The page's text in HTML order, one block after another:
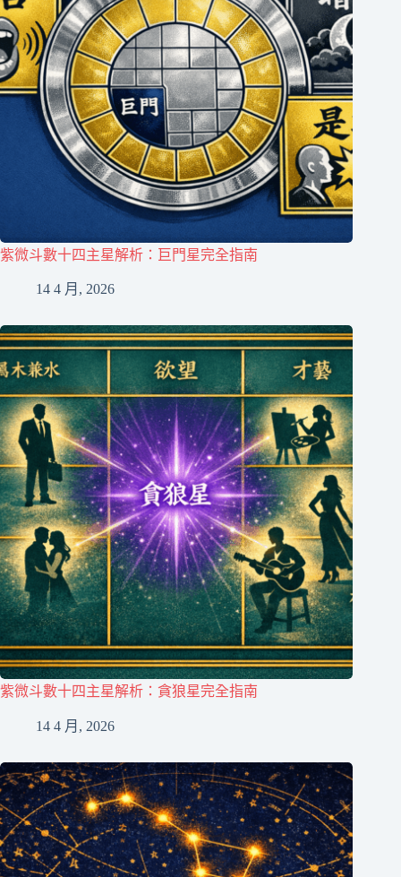
紫微斗數十四主星解析：巨門星完全指南
14 4 月, 2026
紫微斗數十四主星解析：貪狼星完全指南
14 4 月, 2026